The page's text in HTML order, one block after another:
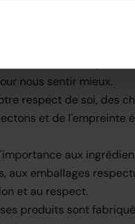
et apporte
la lumière vive.
meilleurs soins de la
Non seulement pour
nous sentir mieux.
respect de soi, des
et de l'empreinte
aux
aux emballages
et au respect.
produits sont